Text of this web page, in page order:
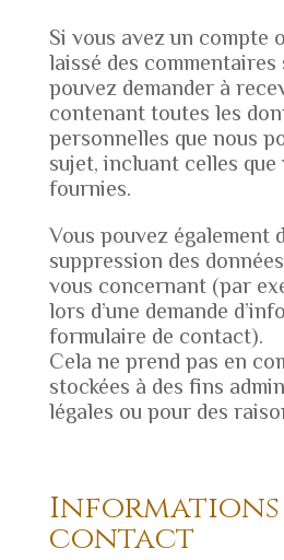
Si vous avez un compte
laissé des commentaires
pouvez demander à
contenant toutes les
personnelles que nous
sujet, incluant celles que
fournies.
Vous pouvez également
suppression des
vous concernant (par
lors d’une demande
formulaire de contact).
Cela ne prend pas en
stockées à des fins
légales ou pour des
Informations
contact